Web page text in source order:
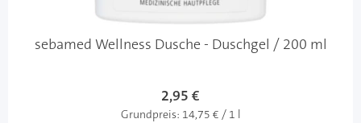
sebamed Wellness Dusche - Duschgel / 200 ml
2,95 €
Grundpreis: 14,75 € / 1 l